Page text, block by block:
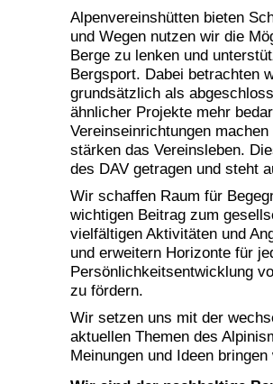
Alpenvereinshütten bieten
und Wegen nutzen wir die
Berge zu lenken und
Bergsport. Dabei betrachten
grundsätzlich als
ähnlicher Projekte mehr
Vereinseinrichtungen
stärken das Vereinsleben.
des DAV getragen und steht
Wir schaffen Raum für
wichtigen Beitrag zum
vielfältigen Aktivitäten und
und erweitern Horizonte für
Persönlichkeitsentwicklung
zu fördern.
Wir setzen uns mit der
aktuellen Themen des
Meinungen und Ideen